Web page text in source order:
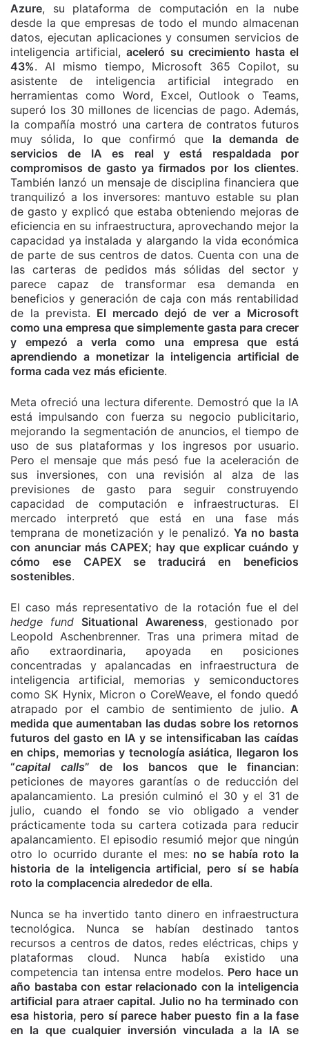
Azure, su plataforma de computación en la nube
desde la que empresas de todo el mundo almacenan
datos, ejecutan aplicaciones y consumen servicios de
inteligencia artificial,aceleró su crecimiento hasta el
43%. Al mismo tiempo, Microsoft 365 Copilot, su
asistente de inteligencia artificial integrado en
herramientas como Word, Excel, Outlook o Teams,
superó los 30 millones de licencias de pago. Además,
la compañía mostró una cartera de contratos futuros
muy sólida, lo que confirmó que la demanda de
servicios de IA es real y está respaldada por
compromisos de gasto ya firmados por los clientes.
También lanzó un mensaje de disciplina financiera que
tranquilizó a los inversores: mantuvo estable su plan
de gasto y explicó que estaba obteniendo mejoras de
eficiencia en su infraestructura, aprovechando mejor la
capacidad ya instalada y alargando la vida económica
de parte de sus centros de datos. Cuenta con una de
las carteras de pedidos más sólidas del sector y
parece capaz de transformar esa demanda en
beneficios y generación de caja con más rentabilidad
de la prevista. El mercado dejó de ver a Microsoft
como una empresa que simplemente gasta para crecer
y empezó a verla como una empresa que está
aprendiendo a monetizar la inteligencia artificial de
forma cada vez más eficiente.
Meta ofreció una lectura diferente. Demostró que la IA
está impulsando con fuerza su negocio publicitario,
mejorando la segmentación de anuncios, el tiempo de
uso de sus plataformas y los ingresos por usuario.
Pero el mensaje que más pesó fue la aceleración de
sus inversiones, con una revisión al alza de las
previsiones de gasto para seguir construyendo
capacidad de computación e infraestructuras. El
mercado interpretó que está en una fase más
temprana de monetización y le penalizó.Ya no basta
con anunciar más CAPEX; hay que explicar cuándo y
cómo ese CAPEX se traducirá en beneficios
sostenibles.
El caso más representativo de la rotación fue el del
hedge fund Situational Awareness, gestionado por
Leopold Aschenbrenner. Tras una primera mitad de
año extraordinaria, apoyada en posiciones
concentradas y apalancadas en infraestructura de
inteligencia artificial, memorias y semiconductores
como SK Hynix, Micron o CoreWeave, el fondo quedó
atrapado por el cambio de sentimiento de julio. A
medida que aumentaban las dudas sobre los retornos
futuros del gasto en IA y se intensificaban las caídas
en chips, memorias y tecnología asiática, llegaron los
“capital calls” de los bancos que le financian:
peticiones de mayores garantías o de reducción del
apalancamiento. La presión culminó el 30 y el 31 de
julio, cuando el fondo se vio obligado a vender
prácticamente toda su cartera cotizada para reducir
apalancamiento. El episodio resumió mejor que ningún
otro lo ocurrido durante el mes: no se había roto la
historia de la inteligencia artificial, pero sí se había
roto la complacencia alrededor de ella.
Nunca se ha invertido tanto dinero en infraestructura
tecnológica. Nunca se habían destinado tantos
recursos a centros de datos, redes eléctricas, chips y
plataformas cloud. Nunca había existido una
competencia tan intensa entre modelos. Pero hace un
año bastaba con estar relacionado con la inteligencia
artificial para atraer capital. Julio no ha terminado con
esa historia, pero sí parece haber puesto fin a la fase
en la que cualquier inversión vinculada a la IA se